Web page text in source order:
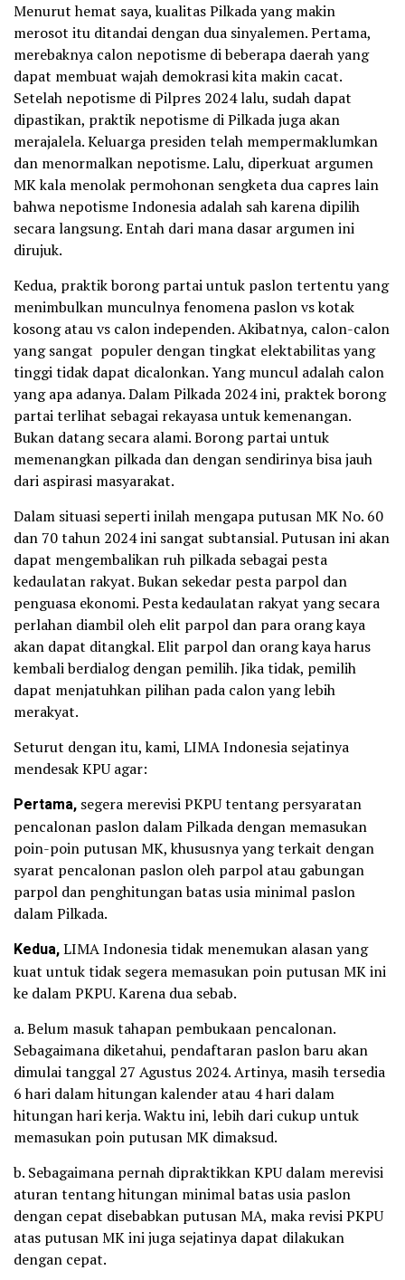
Menurut hemat saya, kualitas Pilkada yang makin
merosot itu ditandai dengan dua sinyalemen. Pertama,
merebaknya calon nepotisme di beberapa daerah yang
dapat membuat wajah demokrasi kita makin cacat.
Setelah nepotisme di Pilpres 2024 lalu, sudah dapat
dipastikan, praktik nepotisme di Pilkada juga akan
merajalela. Keluarga presiden telah mempermaklumkan
dan menormalkan nepotisme. Lalu, diperkuat argumen
MK kala menolak permohonan sengketa dua capres lain
bahwa nepotisme Indonesia adalah sah karena dipilih
secara langsung. Entah dari mana dasar argumen ini
dirujuk.
Kedua, praktik borong partai untuk paslon tertentu yang
menimbulkan munculnya fenomena paslon vs kotak
kosong atau vs calon independen. Akibatnya, calon-calon
yang sangat populer dengan tingkat elektabilitas yang
tinggi tidak dapat dicalonkan. Yang muncul adalah calon
yang apa adanya. Dalam Pilkada 2024 ini, praktek borong
partai terlihat sebagai rekayasa untuk kemenangan.
Bukan datang secara alami. Borong partai untuk
memenangkan pilkada dan dengan sendirinya bisa jauh
dari aspirasi masyarakat.
Dalam situasi seperti inilah mengapa putusan MK No. 60
dan 70 tahun 2024 ini sangat subtansial. Putusan ini akan
dapat mengembalikan ruh pilkada sebagai pesta
kedaulatan rakyat. Bukan sekedar pesta parpol dan
penguasa ekonomi. Pesta kedaulatan rakyat yang secara
perlahan diambil oleh elit parpol dan para orang kaya
akan dapat ditangkal. Elit parpol dan orang kaya harus
kembali berdialog dengan pemilih. Jika tidak, pemilih
dapat menjatuhkan pilihan pada calon yang lebih
merakyat.
Seturut dengan itu, kami, LIMA Indonesia sejatinya
mendesak KPU agar:
Pertama, segera merevisi PKPU tentang persyaratan
pencalonan paslon dalam Pilkada dengan memasukan
poin-poin putusan MK, khususnya yang terkait dengan
syarat pencalonan paslon oleh parpol atau gabungan
parpol dan penghitungan batas usia minimal paslon
dalam Pilkada.
Kedua,LIMA Indonesia tidak menemukan alasan yang
kuat untuk tidak segera memasukan poin putusan MK ini
ke dalam PKPU. Karena dua sebab.
a. Belum masuk tahapan pembukaan pencalonan.
Sebagaimana diketahui, pendaftaran paslon baru akan
dimulai tanggal 27 Agustus 2024. Artinya, masih tersedia
6 hari dalam hitungan kalender atau 4 hari dalam
hitungan hari kerja. Waktu ini, lebih dari cukup untuk
memasukan poin putusan MK dimaksud.
b. Sebagaimana pernah dipraktikkan KPU dalam merevisi
aturan tentang hitungan minimal batas usia paslon
dengan cepat disebabkan putusan MA, maka revisi PKPU
atas putusan MK ini juga sejatinya dapat dilakukan
dengan cepat.